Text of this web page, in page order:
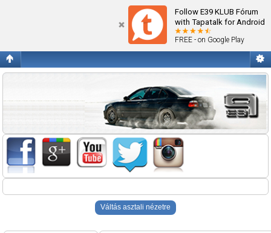
Follow E39 KLUB Fórum
with Tapatalk for Android
FREE - on Google Play
Váltás asztali nézetre